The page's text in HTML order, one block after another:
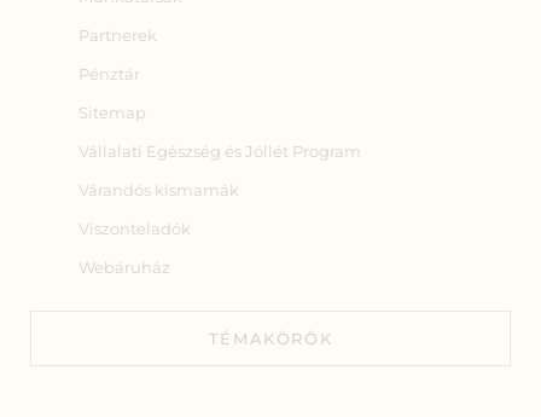
Partnerek
Pénztár
Sitemap
Vállalati Egészség és Jóllét Program
Várandós kismamák
Viszonteladók
Webáruház
TÉMAKÖRÖK